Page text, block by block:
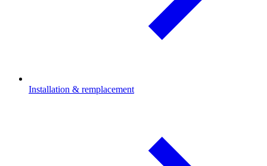
Installation & remplacement